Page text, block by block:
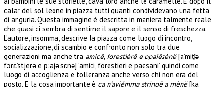
calar del sol leone in piazza tutti quanti condividevano una fetta
di anguria. Questa immagine è descritta in maniera talmente reale
che quasi ci sembra di sentirne il sapore e il senso di freschezza.
L’autore, insomma, descrive la piazza come luogo di incontro,
socializzazione, di scambio e confronto non solo tra due
generazioni ma anche tra amicë, forestiérë e ppaiësènë[a’miʧə
fɔrɛ’stjerə e p:ajə’sɛnə] ‘amici, forestieri e paesani’ quindi come
luogo di accoglienza e tolleranza anche verso chi non era del
posto. E la cosa importante è ca n’aviémma stringë a mènë[ka